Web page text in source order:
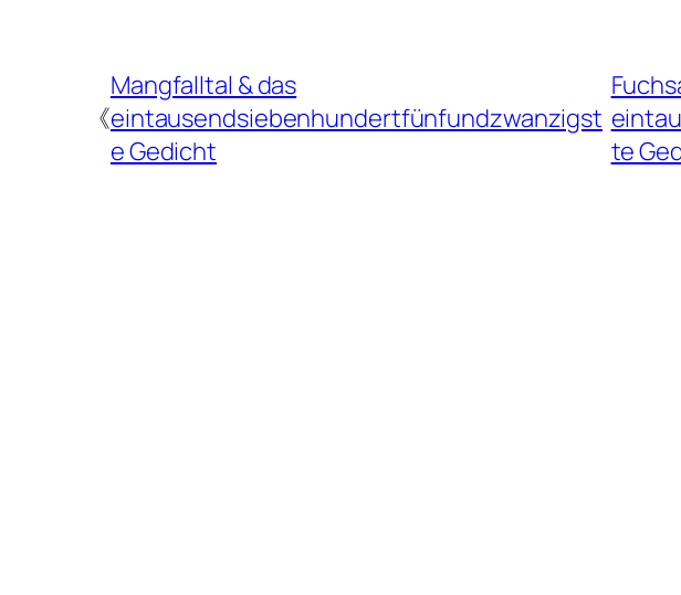
《
Mangfalltal & das
eintausendsiebenhundertfünfundzwanzigst
e Gedicht
te